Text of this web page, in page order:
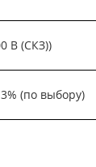
В (СКЗ))
(по выбору)